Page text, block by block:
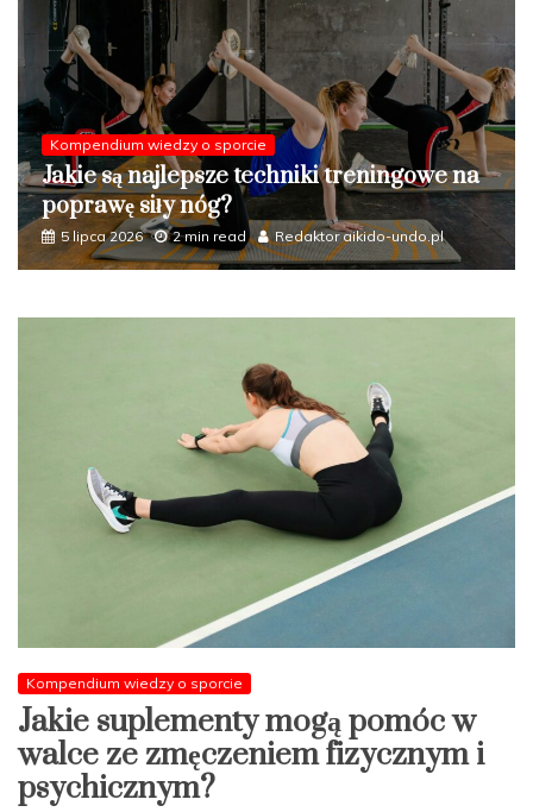
Kompendium wiedzy o sporcie
Jakie formy aktywności fizycznej najlepiej
wpływają na zdrowie układu
oddechowego?
5 czerwca 2026
2 min read
Redaktor aikido-undo.pl
Kompendium wiedzy o sporcie
Jakie suplementy mogą pomóc w
walce ze zmęczeniem fizycznym i
psychicznym?